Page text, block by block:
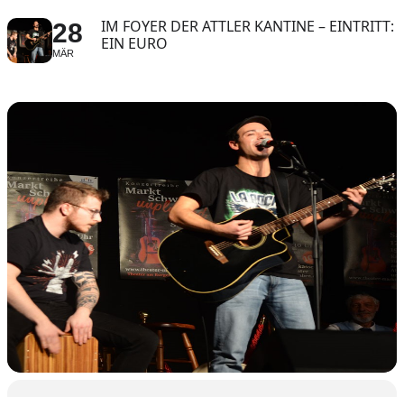
28
MÄR
IM FOYER DER ATTLER KANTINE – EINTRITT:
EIN EURO